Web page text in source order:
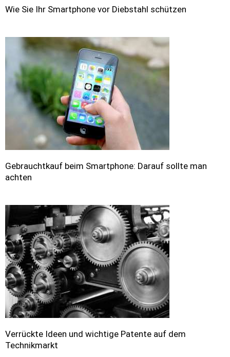
Wie Sie Ihr Smartphone vor Diebstahl schützen
Gebrauchtkauf beim Smartphone: Darauf sollte man
achten
Verrückte Ideen und wichtige Patente auf dem
Technikmarkt